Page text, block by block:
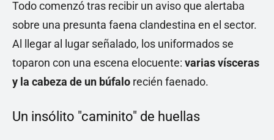
Todo comenzó tras recibir un aviso que alertaba
sobre una presunta faena clandestina en el sector.
Al llegar al lugar señalado, los uniformados se
toparon con una escena elocuente: varias vísceras
y la cabeza de un búfalo recién faenado.
Un insólito "caminito" de huellas